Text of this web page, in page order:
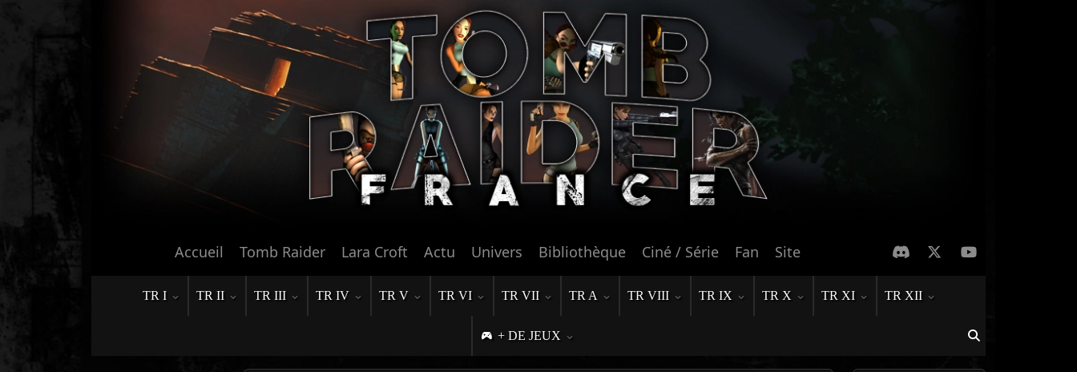
Accueil Tomb Raider Lara Croft Actu Univers Bibliothèque Ciné / Série Fan Site
TR I TR II TR III TR IV TR V TR VI TR VII TR A TR VIII TR IX TR X TR XI TR XII
+ DE JEUX